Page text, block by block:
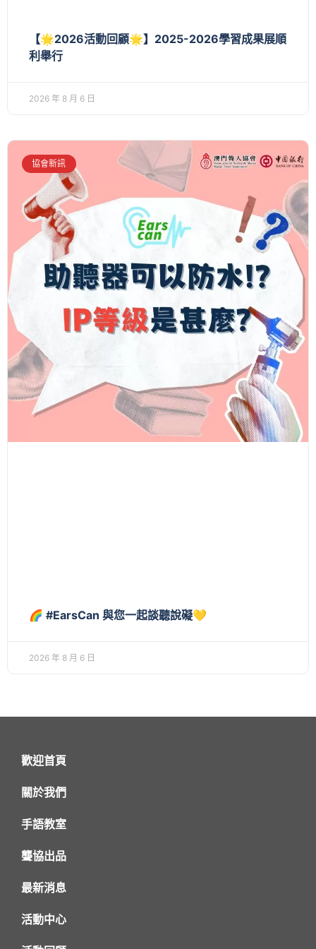
【🌟2026活動回顧🌟】2025-2026學習成果展順
利舉行
2026 年 8 月 6 日
協會新訊
🌈 #EarsCan 與您一起談聽說礙💛
2026 年 8 月 6 日
歡迎首頁
關於我們
手語教室
聾協出品
最新消息
活動中心